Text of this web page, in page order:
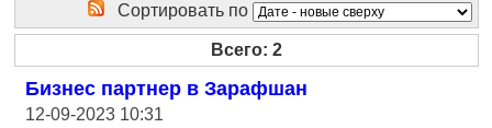
Сортировать по
Всего: 2
Бизнес партнер в Зарафшан
12-09-2023 10:31